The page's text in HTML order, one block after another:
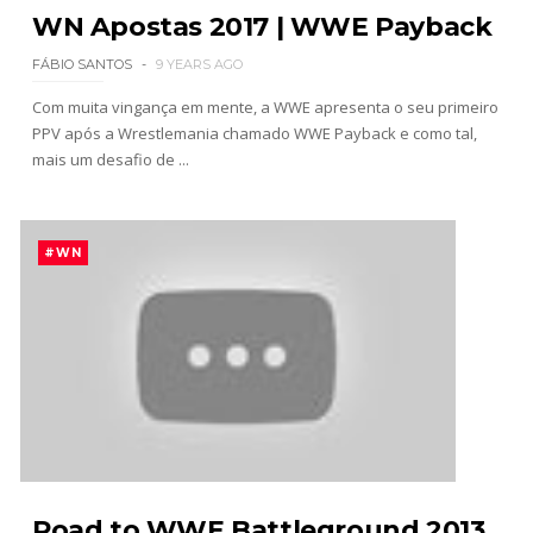
WWE: Regresso de Stephanie Vaquer foi adiado
por várias semanas
SCSA867- Aug 06 2026
ESTAGNAÇÃO NO MAIN EVENT? Triple H
responde a críticas e deixa aviso claro aos
lutadores da WWE
Aug 06 2026
REGRESSO IMPRESSIONANTE NO RAW: Bully Ray
critica promo de Big Cass e sugere utilização de
WN Apostas 2017 | WWE Payback
FÁBIO SANTOS 9 YEARS AGO
Com muita vingança em mente, a WWE apresenta o seu primeiro
PPV após a Wrestlemania chamado WWE Payback e como tal,
mais um desafio de ...
#WN